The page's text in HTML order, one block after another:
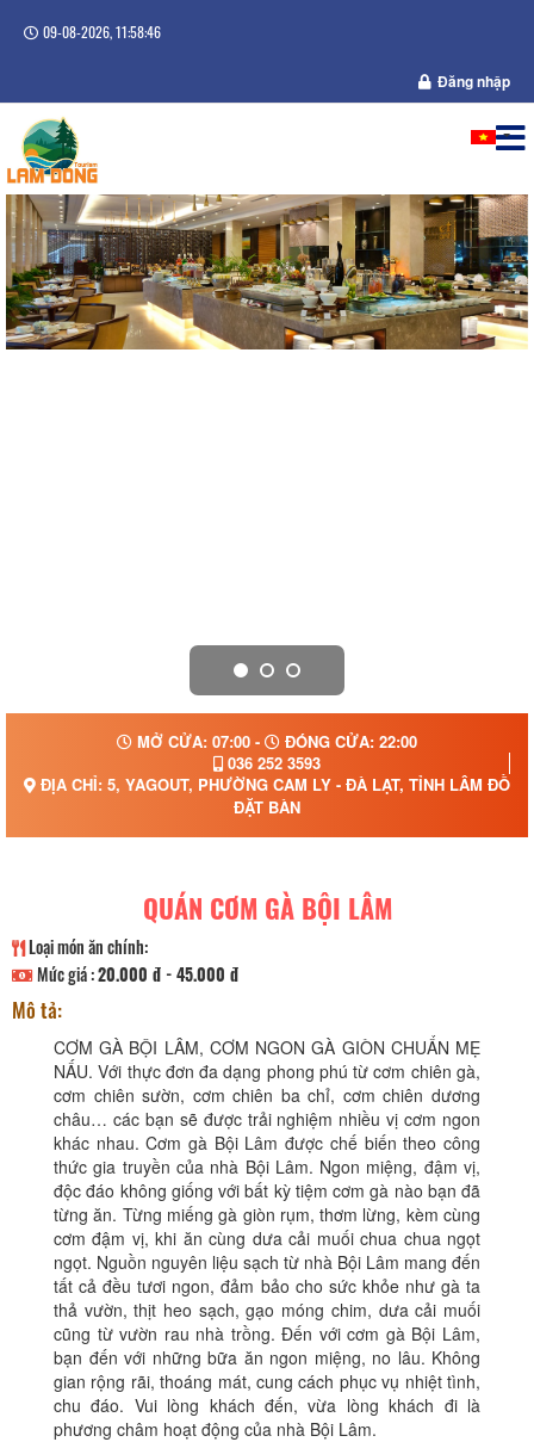
09-08-2026, 11:58:46
Đăng nhập
MỞ CỬA: 07:00 -
ĐÓNG CỬA: 22:00
036 252 3593
ĐỊA CHỈ: 5, YAGOUT, PHƯỜNG CAM LY - ĐÀ LẠT, TỈNH LÂM ĐỒNG
ĐẶT BÀN
QUÁN CƠM GÀ BỘI LÂM
Loại món ăn chính:
Mức giá :20.000 đ - 45.000 đ
Mô tả:
CƠM GÀ BỘI LÂM, CƠM NGON GÀ GIÒN CHUẨN MẸ
NẤU. Với thực đơn đa dạng phong phú từ cơm chiên gà,
cơm chiên sườn, cơm chiên ba chỉ, cơm chiên dương
châu… các bạn sẽ được trải nghiệm nhiều vị cơm ngon
khác nhau. Cơm gà Bội Lâm được chế biến theo công
thức gia truyền của nhà Bội Lâm. Ngon miệng, đậm vị,
độc đáo không giống với bất kỳ tiệm cơm gà nào bạn đã
từng ăn. Từng miếng gà giòn rụm, thơm lừng, kèm cùng
cơm đậm vị, khi ăn cùng dưa cải muối chua chua ngọt
ngọt. Nguồn nguyên liệu sạch từ nhà Bội Lâm mang đến
tất cả đều tươi ngon, đảm bảo cho sức khỏe như gà ta
thả vườn, thịt heo sạch, gạo móng chim, dưa cải muối
cũng từ vườn rau nhà trồng. Đến với cơm gà Bội Lâm,
bạn đến với những bữa ăn ngon miệng, no lâu. Không
gian rộng rãi, thoáng mát, cung cách phục vụ nhiệt tình,
chu đáo. Vui lòng khách đến, vừa lòng khách đi là
phương châm hoạt động của nhà Bội Lâm.